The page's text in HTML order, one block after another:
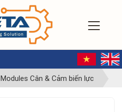
Modules Cân & Cảm biến lực